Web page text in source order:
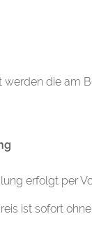
werden die am
erfolgt per
ist sofort